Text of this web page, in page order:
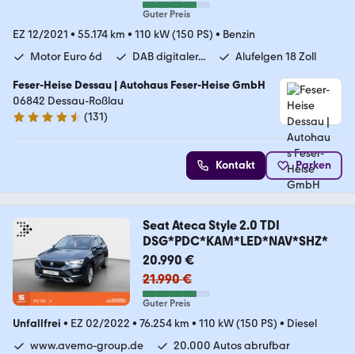
Guter Preis
EZ 12/2021 • 55.174 km • 110 kW (150 PS) • Benzin
Motor Euro 6d
DAB digitaler... Alufelgen 18 Zoll
Feser-Heise Dessau | Autohaus Feser-Heise GmbH
06842 Dessau-Roßlau
4.7 Sterne
(131)
Kontakt Parken
Seat Ateca Style 2.0 TDI
DSG*PDC*KAM*LED*NAV*SHZ*
20.990 €
21.990 €
Guter Preis
Unfallfrei • EZ 02/2022 • 76.254 km • 110 kW (150 PS) • Diesel
www.avemo-group.de
20.000 Autos abrufbar